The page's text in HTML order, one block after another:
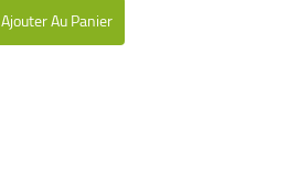
Ajouter Au Panier